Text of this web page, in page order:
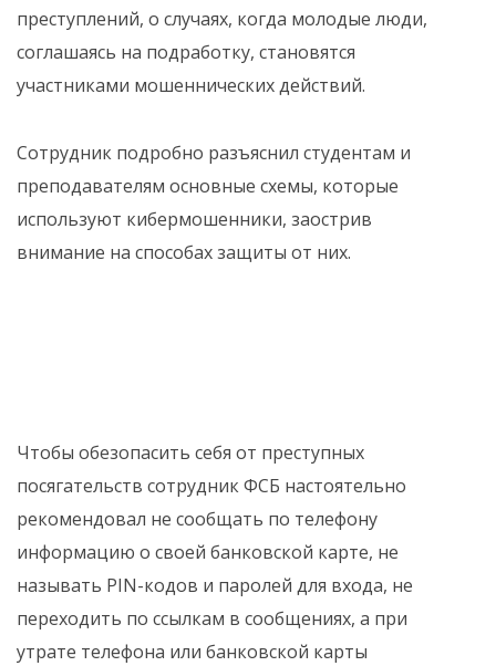
преступлений, о случаях, когда молодые люди,
соглашаясь на подработку, становятся
участниками мошеннических действий.
Сотрудник подробно разъяснил студентам и
преподавателям основные схемы, которые
используют кибермошенники, заострив
внимание на способах защиты от них.
️Чтобы обезопасить себя от преступных
посягательств сотрудник ФСБ настоятельно
рекомендовал не сообщать по телефону
информацию о своей банковской карте, не
называть PIN-кодов и паролей для входа, не
переходить по ссылкам в сообщениях, а при
утрате телефона или банковской карты